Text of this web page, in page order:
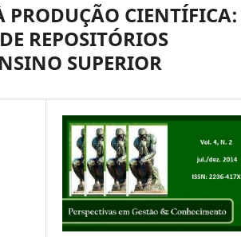
PRODUÇÃO CIENTÍFICA:
REPOSITÓRIOS
SUPERIOR